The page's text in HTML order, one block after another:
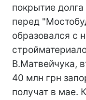
покрытие
перед
образовался с
В.Матвейчука,
40 млн грн
получат в мае.